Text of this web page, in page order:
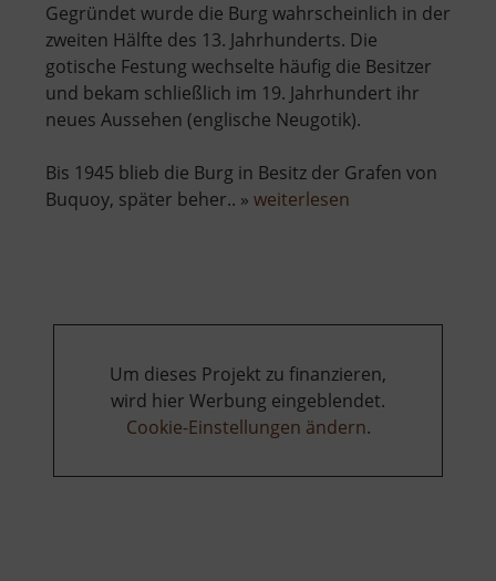
Gegründet wurde die Burg wahrscheinlich in der
zweiten Hälfte des 13. Jahrhunderts. Die
gotische Festung wechselte häufig die Besitzer
und bekam schließlich im 19. Jahrhundert ihr
neues Aussehen (englische Neugotik).
Bis 1945 blieb die Burg in Besitz der Grafen von
Buquoy, später beher.. » weiterlesen
Um dieses Projekt zu finanzieren,
wird hier Werbung eingeblendet.
Cookie-Einstellungen ändern.